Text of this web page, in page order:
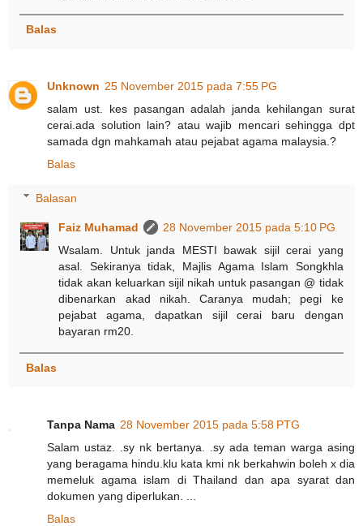
Balas
Unknown 25 November 2015 pada 7:55 PG
salam ust. kes pasangan adalah janda kehilangan surat
cerai.ada solution lain? atau wajib mencari sehingga dpt
samada dgn mahkamah atau pejabat agama malaysia.?
Balas
Balasan
Faiz Muhamad
28 November 2015 pada 5:10 PG
Wsalam. Untuk janda MESTI bawak sijil cerai yang
asal. Sekiranya tidak, Majlis Agama Islam Songkhla
tidak akan keluarkan sijil nikah untuk pasangan @ tidak
dibenarkan akad nikah. Caranya mudah; pegi ke
pejabat agama, dapatkan sijil cerai baru dengan
bayaran rm20.
Balas
Tanpa Nama 28 November 2015 pada 5:58 PTG
Salam ustaz. .sy nk bertanya. .sy ada teman warga asing
yang beragama hindu.klu kata kmi nk berkahwin boleh x dia
memeluk agama islam di Thailand dan apa syarat dan
dokumen yang diperlukan. ...
Balas